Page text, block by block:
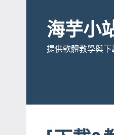
content海芋小
提供軟體教學與